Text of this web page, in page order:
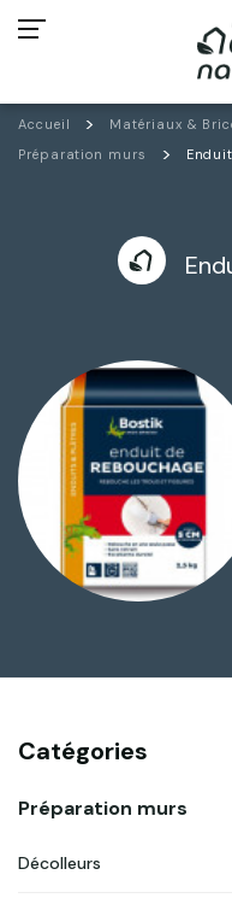
Accueil Matériaux &
Préparation murs
Catégories
Préparation murs
Décolleurs